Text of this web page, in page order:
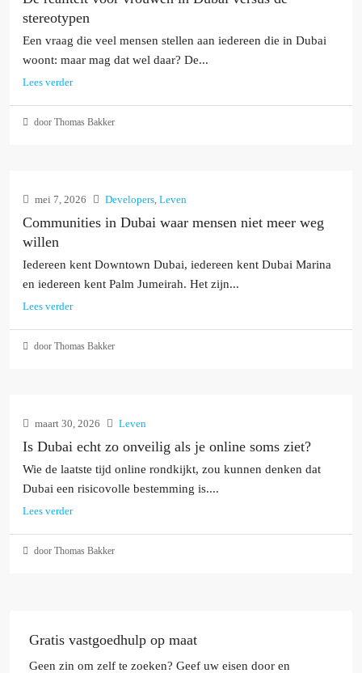
stereotypen
Een vraag die veel mensen stellen aan iedereen die in Dubai
woont: maar mag dat wel daar? De...
Lees verder
door Thomas Bakker
mei 7, 2026 Developers, Leven
Communities in Dubai waar mensen niet meer weg
willen
Iedereen kent Downtown Dubai, iedereen kent Dubai Marina
en iedereen kent Palm Jumeirah. Het zijn...
Lees verder
door Thomas Bakker
maart 30, 2026 Leven
Is Dubai echt zo onveilig als je online soms ziet?
Wie de laatste tijd online rondkijkt, zou kunnen denken dat
Dubai een risicovolle bestemming is....
Lees verder
door Thomas Bakker
Gratis vastgoedhulp op maat
Geen zin om zelf te zoeken? Geef uw eisen door en